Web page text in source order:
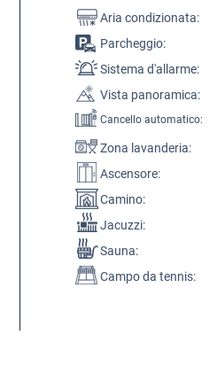
Aria condizionata:
Parcheggio:
Sistema d'allarme:
Vista panoramica:
Cancello automatico:
Zona lavanderia:
Ascensore:
Camino:
Jacuzzi:
Sauna:
Campo da tennis: